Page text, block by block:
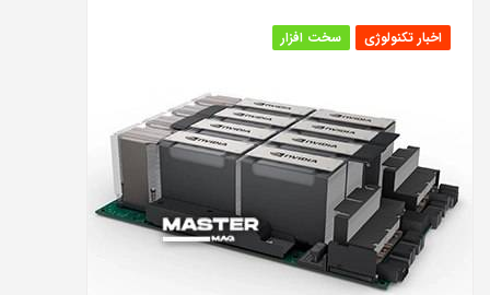
اخبار تکنولوژی سخت افزار